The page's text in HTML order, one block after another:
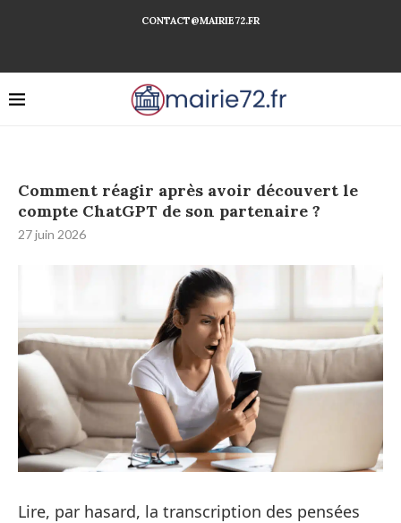
CONTACT@MAIRIE72.FR
Comment réagir après avoir découvert le
compte ChatGPT de son partenaire ?
27 juin 2026
Lire, par hasard, la transcription des pensées